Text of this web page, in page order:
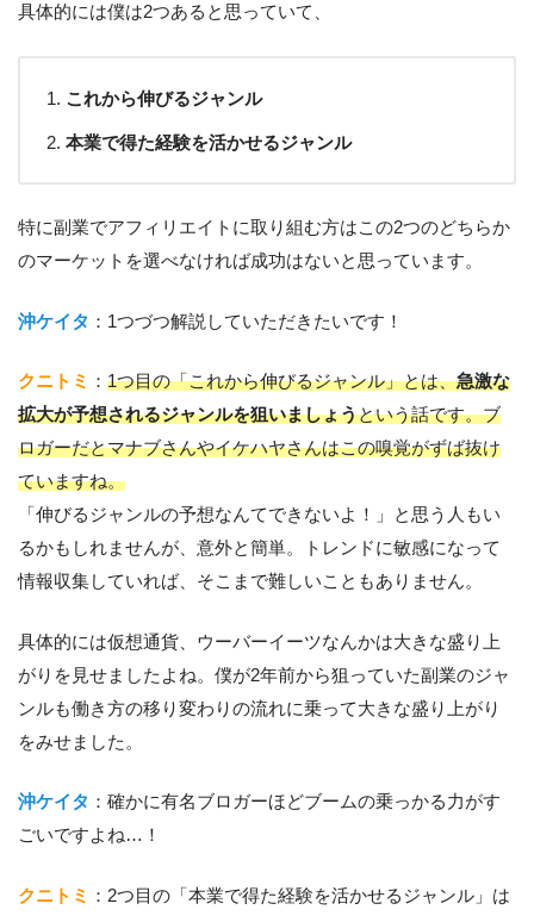
具体的には僕は2つあると思っていて、
これから伸びるジャンル
本業で得た経験を活かせるジャンル
特に副業でアフィリエイトに取り組む方はこの2つのどちらか
のマーケットを選べなければ成功はないと思っています。
沖ケイタ ：1つづつ解説していただきたいです！
クニトミ ： 1つ目の「これから伸びるジャンル」とは、急激な
拡大が予想されるジャンルを狙いましょうという話です。ブ
ロガーだとマナブさんやイケハヤさんはこの嗅覚がずば抜け
ていますね。
「伸びるジャンルの予想なんてできないよ！」と思う人もい
るかもしれませんが、意外と簡単。トレンドに敏感になって
情報収集していれば、そこまで難しいこともありません。
具体的には仮想通貨、ウーバーイーツなんかは大きな盛り上
がりを見せましたよね。僕が2年前から狙っていた副業のジャ
ンルも働き方の移り変わりの流れに乗って大きな盛り上がり
をみせました。
沖ケイタ ：確かに有名ブロガーほどブームの乗っかる力がす
ごいですよね…！
クニトミ ：2つ目の「本業で得た経験を活かせるジャンル」は